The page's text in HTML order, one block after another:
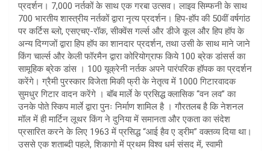
प्रदर्शन। 7,000 नर्तकों के साथ एक गरबा उत्सव। लाइव सिम्फनी के साथ
700 भारतीय शास्त्रीय नर्तकों द्वारा नृत्य प्रदर्शन। हिप-हॉप की 50वीं वर्षगांठ
पर कर्टिस ब्लो, एसएचए-रॉक, सीक्वेंस गर्ल्स और डीजे कूल और हिप हॉप के
अन्य दिग्गजों द्वारा हिप हॉप का शानदार प्रदर्शन, तथा उसी के साथ माने जाने
किंग चार्ल्स और केली फॉरमैन द्वारा कोरियोग्राफ किये 100 ब्रेक डांसर्स का
सामूहिक ब्रेक डांस । 100 यूक्रेनी नर्तक अपने पारंपरिक हॉपक का प्रदर्शन
करेंगे। ग्रैमी पुरस्कार विजेता मिकी फ्री के नेतृत्व में 1000 गिटारवादक
सुमधुर गिटार वादन करेंगे । बॉब मार्ले के प्रसिद्ध क्लासिक “वन लव” का
उनके पोते स्किप मार्ले द्वारा पुनः निर्माण शामिल है । गौरतलब है कि नेशनल
मॉल में ही मार्टिन लूथर किंग ने दुनिया में समानता और एकता का संदेश
प्रसारित करने के लिए 1963 में प्रसिद्ध “आई हैव ए ड्रीम” वक्तव्य दिया था।
उससे एक शताब्दी पहले, शिकागो में प्रथम विश्व धर्म संसद में, स्वामी